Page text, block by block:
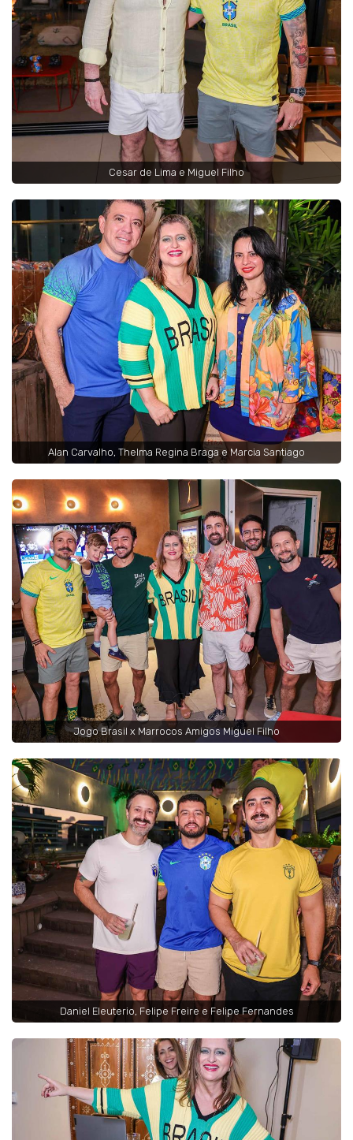
Cesar de Lima e Miguel Filho
Alan Carvalho, Thelma Regina Braga e Marcia Santiago
Jogo Brasil x Marrocos Amigos Miguel Filho
Daniel Eleuterio, Felipe Freire e Felipe Fernandes